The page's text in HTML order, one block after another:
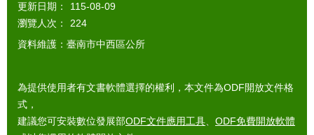
更新日期：
115-08-09
瀏覽人次：
224
資料維護：臺南市中西區公所
為提供使用者有文書軟體選擇的權利，本文件為ODF開放文件格
式，
建議您可安裝數位發展部ODF文件應用工具、 ODF免費開放軟體